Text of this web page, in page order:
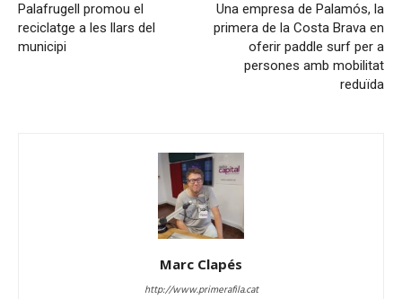
Palafrugell promou el
reciclatge a les llars del
municipi
Una empresa de Palamós, la
primera de la Costa Brava en
oferir paddle surf per a
persones amb mobilitat
reduïda
Marc Clapés
http://www.primerafila.cat